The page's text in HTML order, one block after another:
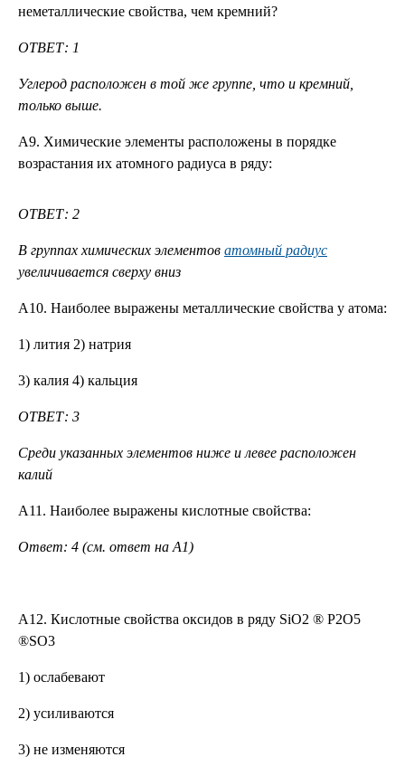
неметаллические свойства, чем кремний?
ОТВЕТ: 1
Углерод расположен в той же группе, что и кремний,
только выше.
А9. Химические элементы расположены в порядке
возрастания их атомного радиуса в ряду:
ОТВЕТ: 2
В группах химических элементов атомный радиус
увеличивается сверху вниз
А10. Наиболее выражены металлические свойства у атома:
1) лития 2) натрия
3) калия 4) кальция
ОТВЕТ: 3
Среди указанных элементов ниже и левее расположен
калий
А11. Наиболее выражены кислотные свойства:
Ответ: 4 (см. ответ на А1)
А12. Кислотные свойства оксидов в ряду SiO2 ® P2O5
®SО3
1) ослабевают
2) усиливаются
3) не изменяются